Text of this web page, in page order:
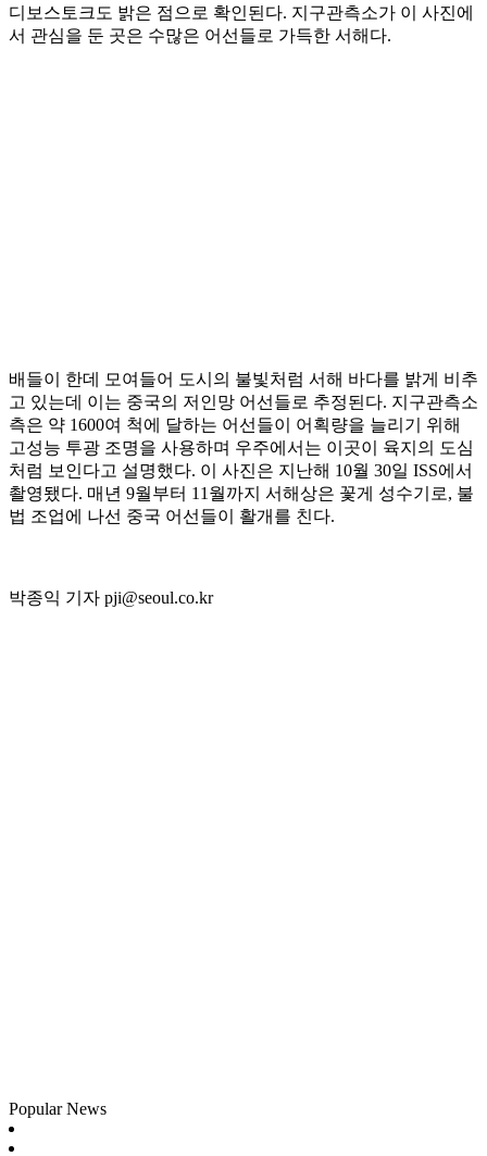
디보스토크도 밝은 점으로 확인된다. 지구관측소가 이 사진에
서 관심을 둔 곳은 수많은 어선들로 가득한 서해다.
배들이 한데 모여들어 도시의 불빛처럼 서해 바다를 밝게 비추
고 있는데 이는 중국의 저인망 어선들로 추정된다. 지구관측소
측은 약 1600여 척에 달하는 어선들이 어획량을 늘리기 위해
고성능 투광 조명을 사용하며 우주에서는 이곳이 육지의 도심
처럼 보인다고 설명했다. 이 사진은 지난해 10월 30일 ISS에서
촬영됐다. 매년 9월부터 11월까지 서해상은 꽃게 성수기로, 불
법 조업에 나선 중국 어선들이 활개를 친다.
박종익 기자 pji@seoul.co.kr
Popular News